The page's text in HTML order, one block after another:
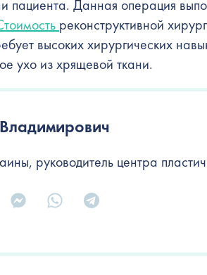
пациента. Данная операция
реконструктивной
высоких хирургических
ухо из хрящевой ткани.
руководитель центра